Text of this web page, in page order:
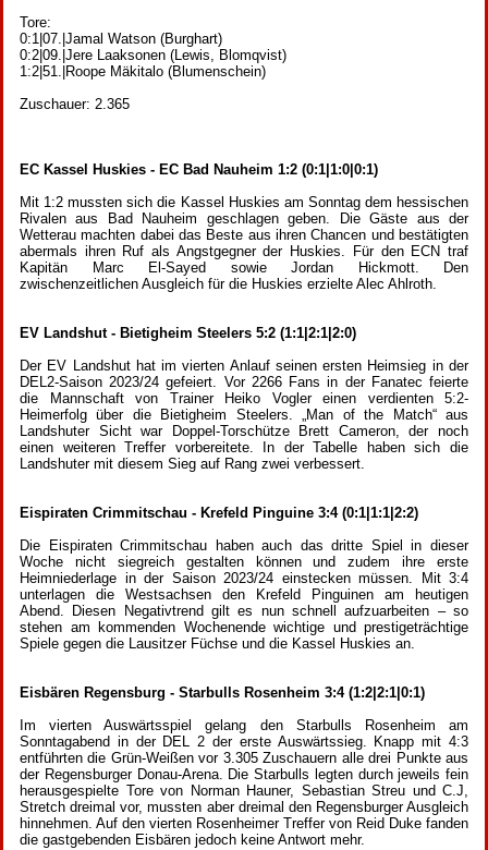
Tore:
0:1|07.|Jamal Watson (Burghart)
0:2|09.|Jere Laaksonen (Lewis, Blomqvist)
1:2|51.|Roope Mäkitalo (Blumenschein)
Zuschauer: 2.365
EC Kassel Huskies - EC Bad Nauheim 1:2 (0:1|1:0|0:1)
Mit 1:2 mussten sich die Kassel Huskies am Sonntag dem hessischen
Rivalen aus Bad Nauheim geschlagen geben. Die Gäste aus der
Wetterau machten dabei das Beste aus ihren Chancen und bestätigten
abermals ihren Ruf als Angstgegner der Huskies. Für den ECN traf
Kapitän Marc El-Sayed sowie Jordan Hickmott. Den
zwischenzeitlichen Ausgleich für die Huskies erzielte Alec Ahlroth.
EV Landshut - Bietigheim Steelers 5:2 (1:1|2:1|2:0)
Der EV Landshut hat im vierten Anlauf seinen ersten Heimsieg in der
DEL2-Saison 2023/24 gefeiert. Vor 2266 Fans in der Fanatec feierte
die Mannschaft von Trainer Heiko Vogler einen verdienten 5:2-
Heimerfolg über die Bietigheim Steelers. „Man of the Match“ aus
Landshuter Sicht war Doppel-Torschütze Brett Cameron, der noch
einen weiteren Treffer vorbereitete. In der Tabelle haben sich die
Landshuter mit diesem Sieg auf Rang zwei verbessert.
Eispiraten Crimmitschau - Krefeld Pinguine 3:4 (0:1|1:1|2:2)
Die Eispiraten Crimmitschau haben auch das dritte Spiel in dieser
Woche nicht siegreich gestalten können und zudem ihre erste
Heimniederlage in der Saison 2023/24 einstecken müssen. Mit 3:4
unterlagen die Westsachsen den Krefeld Pinguinen am heutigen
Abend. Diesen Negativtrend gilt es nun schnell aufzuarbeiten – so
stehen am kommenden Wochenende wichtige und prestigeträchtige
Spiele gegen die Lausitzer Füchse und die Kassel Huskies an.
Eisbären Regensburg - Starbulls Rosenheim 3:4 (1:2|2:1|0:1)
Im vierten Auswärtsspiel gelang den Starbulls Rosenheim am
Sonntagabend in der DEL 2 der erste Auswärtssieg. Knapp mit 4:3
entführten die Grün-Weißen vor 3.305 Zuschauern alle drei Punkte aus
der Regensburger Donau-Arena. Die Starbulls legten durch jeweils fein
herausgespielte Tore von Norman Hauner, Sebastian Streu und C.J,
Stretch dreimal vor, mussten aber dreimal den Regensburger Ausgleich
hinnehmen. Auf den vierten Rosenheimer Treffer von Reid Duke fanden
die gastgebenden Eisbären jedoch keine Antwort mehr.